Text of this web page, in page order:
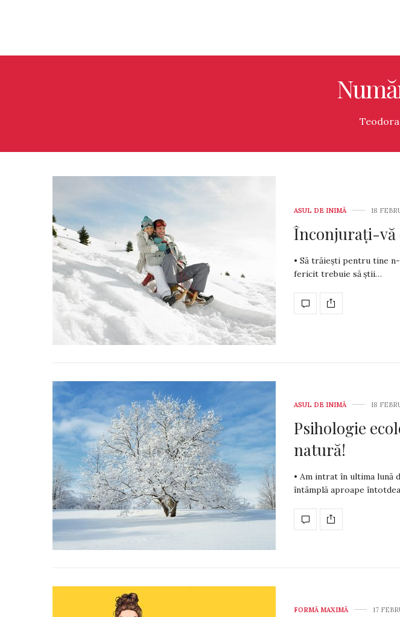
ASUL DE INIMĂ 18
Înconjurați-vă
• Să trăiești pentru tine
fericit trebuie să știi…
ASUL DE INIMĂ 18
Psihologie
natură!
• Am intrat în ultima lună
întâmplă aproape
FORMĂ MAXIMĂ 17